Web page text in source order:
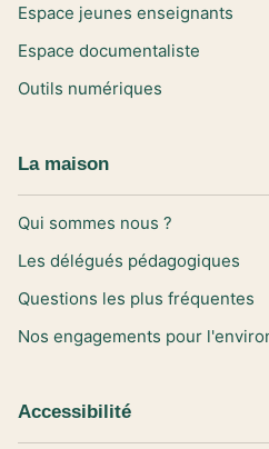
Espace jeunes enseignants
Espace documentaliste
Outils numériques
La maison
Qui sommes nous ?
Les délégués pédagogiques
Questions les plus fréquentes
Nos engagements pour
Accessibilité